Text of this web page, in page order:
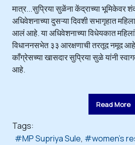
मात्र...सुप्रिया सुळेंना केंद्राच्या भूमिकेवर
अधिवेशनाच्या दुसऱ्या दिवशी सभागृहात
आलं आहे. या अधिवेशनाच्या विधेयकात
विधाननसभेत ३३ आरक्षणाची तरतूद नमूद आहे.
काँग्रेसच्या खासदार सुप्रिया सुळे यांनी
आहे.
Read More
Tags:
MP Supriya Sule
women's